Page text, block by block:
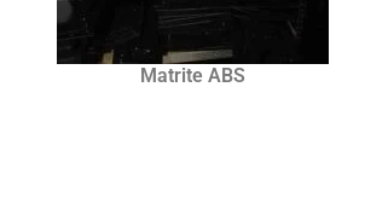
Matrite ABS